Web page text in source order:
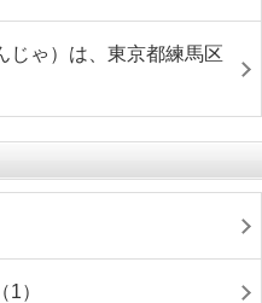
じゃ）は、東京都練馬区
）